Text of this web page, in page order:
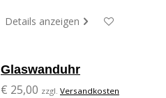
Details anzeigen
Glaswanduhr
€ 25,00 zzgl. Versandkosten